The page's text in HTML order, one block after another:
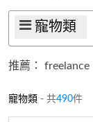
寵物類
推薦： freelance
寵物類 - 共490件